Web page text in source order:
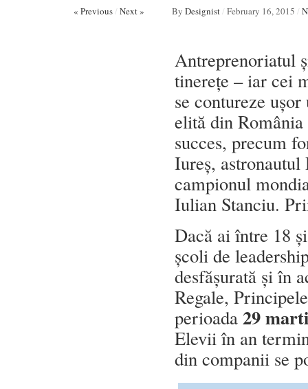
« Previous/ Next » By Designist/ February 16, 2015 /
Antreprenoriatul
tinerețe – iar cei
se contureze
elită din
succes, precum
Iureș,
campionul
Iulian Stanciu.
Dacă ai între 18
școli de
desfășurată și în
Regale,
perioada 29
Elevii în an
din companii se